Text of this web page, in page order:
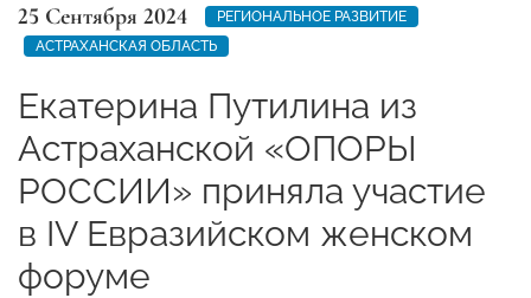
25 Сентября 2024
РЕГИОНАЛЬНОЕ РАЗВИТИЕ
АСТРАХАНСКАЯ ОБЛАСТЬ
Екатерина Путилина из
Астраханской «ОПОРЫ
РОССИИ» приняла участие
в IV Евразийском женском
форуме